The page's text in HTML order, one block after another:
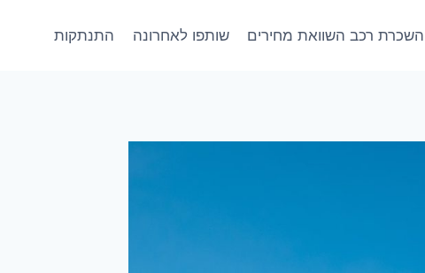
השכרת רכב השוואת מחירים שותפו לאחרונה התנתקות